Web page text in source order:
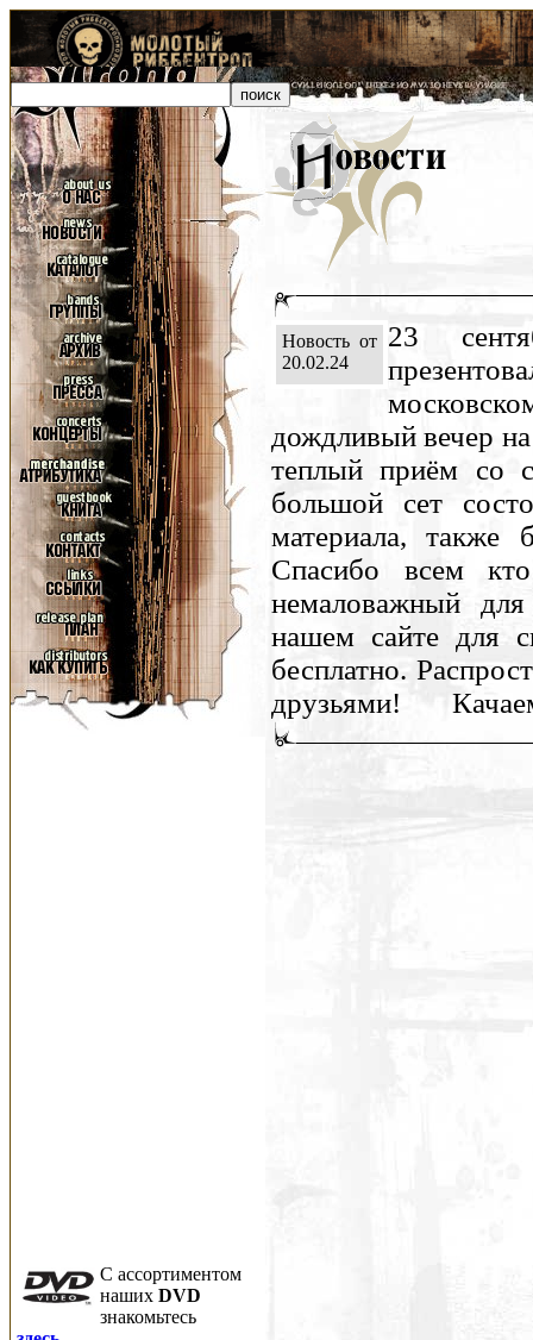
C ассортиментом
наших DVD
знакомьтесь
Новость от
20.02.24
23
дождливый вечер
теплый приём со
большой сет
материала,
Спасибо всем
немаловажный
нашем сайте для
бесплатно.
друзьями!